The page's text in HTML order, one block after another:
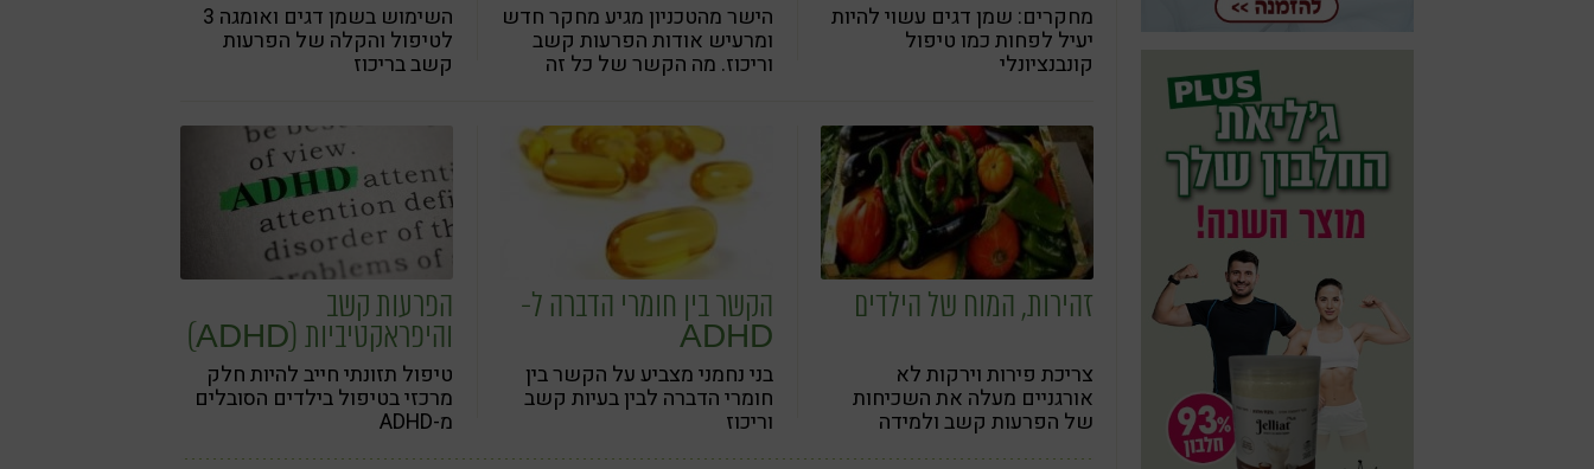
מחקרים: שמן דגים עשוי להיות
יעיל לפחות כמו טיפול
קונבנציונלי
הישר מהטכניון מגיע מחקר חדש
ומרעיש אודות הפרעות קשב
וריכוז. מה הקשר של כל זה
השימוש בשמן דגים ואומגה 3
לטיפול והקלה של הפרעות
קשב בריכוז
זהירות, המוח של הילדים
צריכת פירות וירקות לא
אורגניים מעלה את השכיחות
של הפרעות קשב ולמידה
הקשר בין חומרי הדברה ל-
ADHD
בני נחמני מצביע על הקשר בין
חומרי הדברה לבין בעיות קשב
וריכוז
הפרעות קשב
והיפראקטיביות (ADHD)
טיפול תזונתי חייב להיות חלק
מרכזי בטיפול בילדים הסובלים
מ-ADHD